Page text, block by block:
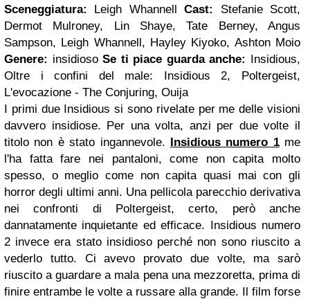
Sceneggiatura: Leigh WhannellCast: Stefanie Scott,
Dermot Mulroney, Lin Shaye, Tate Berney, Angus
Sampson, Leigh Whannell, Hayley Kiyoko, Ashton Moio
Genere: insidiosoSe ti piace guarda anche: Insidious,
Oltre i confini del male: Insidious 2, Poltergeist,
L'evocazione - The Conjuring, Ouija
I primi due Insidious si sono rivelate per me delle visioni
davvero insidiose. Per una volta, anzi per due volte il
titolo non è stato ingannevole. Insidious numero 1me
l'ha fatta fare nei pantaloni, come non capita molto
spesso, o meglio come non capita quasi mai con gli
horror degli ultimi anni. Una pellicola parecchio derivativa
nei confronti di Poltergeist, certo, però anche
dannatamente inquietante ed efficace. Insidious numero
2 invece era stato insidioso perché non sono riuscito a
vederlo tutto. Ci avevo provato due volte, ma sarò
riuscito a guardare a mala pena una mezzoretta, prima di
finire entrambe le volte a russare alla grande. Il film forse